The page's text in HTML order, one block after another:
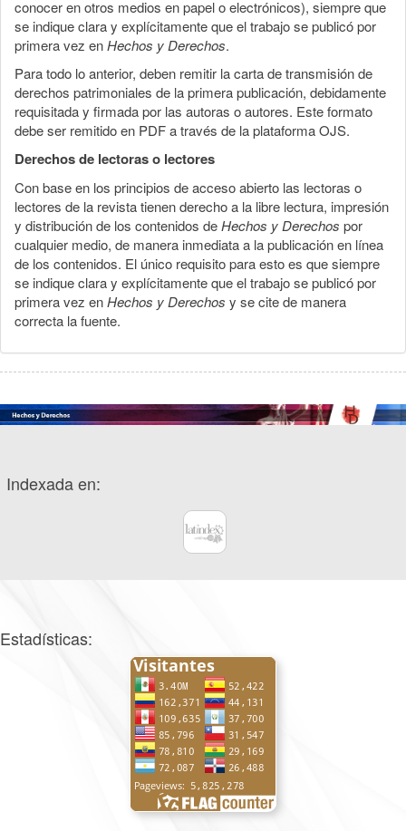
conocer en otros medios en papel o electrónicos), siempre que
se indique clara y explícitamente que el trabajo se publicó por
primera vez enHechos y Derechos.
Para todo lo anterior, deben remitir la carta de transmisión de
derechos patrimoniales de la primera publicación, debidamente
requisitada y firmada por las autoras o autores. Este formato
debe ser remitido en PDF a través de la plataforma OJS.
Derechos de lectoras o lectores
Con base en los principios de acceso abierto las lectoras o
lectores de la revista tienen derecho a la libre lectura, impresión
y distribución de los contenidos deHechos y Derechos por
cualquier medio, de manera inmediata a la publicación en línea
de los contenidos. El único requisito para esto es que siempre
se indique clara y explícitamente que el trabajo se publicó por
primera vez enHechos y Derechos y se cite de manera
correcta la fuente.
Indexada en:
Estadísticas: